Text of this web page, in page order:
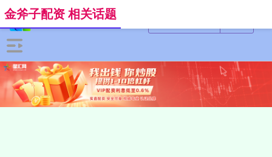
金斧子配资 相关话题